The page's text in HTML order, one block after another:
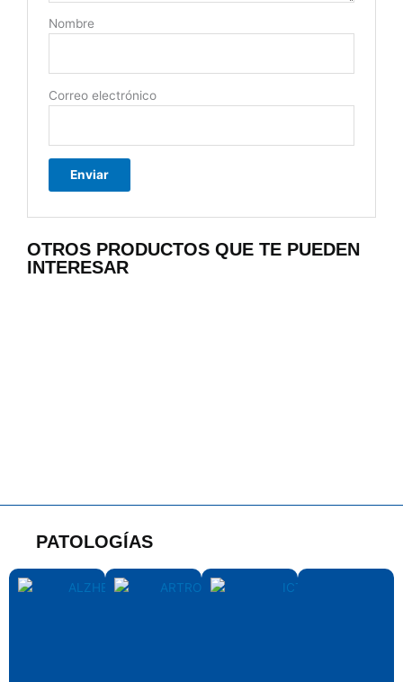
Nombre
Correo electrónico
OTROS PRODUCTOS QUE TE PUEDEN
INTERESAR
PATOLOGÍAS